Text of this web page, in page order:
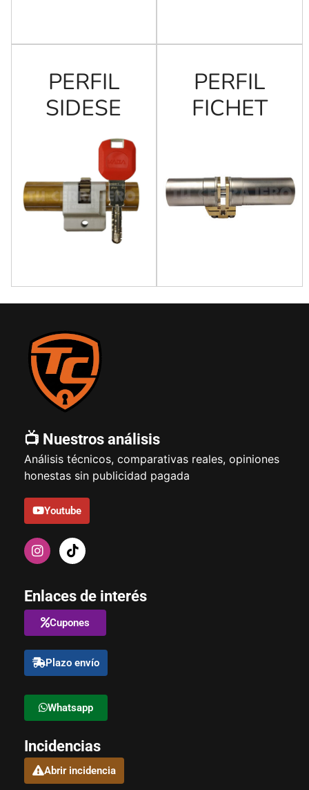
PERFIL
SIDESE
PERFIL
FICHET
📺 Nuestros análisis
Análisis técnicos, comparativas reales, opiniones
honestas sin publicidad pagada
Youtube
Enlaces de interés
Cupones
Plazo envío
Whatsapp
Incidencias
Abrir incidencia